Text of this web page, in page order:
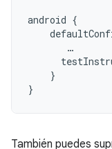
android {
…
}
}
También puedes